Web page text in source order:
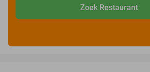
Zoek Restaurant